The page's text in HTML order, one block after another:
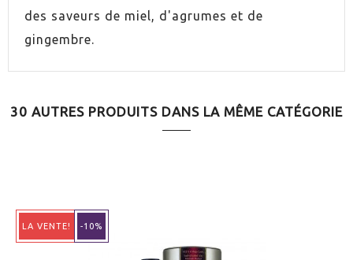
GRADUACIÓN 40,0%
des saveurs de miel, d'agrumes et de
gingembre.
30 AUTRES PRODUITS DANS LA MÊME CATÉGORIE
LA VENTE! -10%